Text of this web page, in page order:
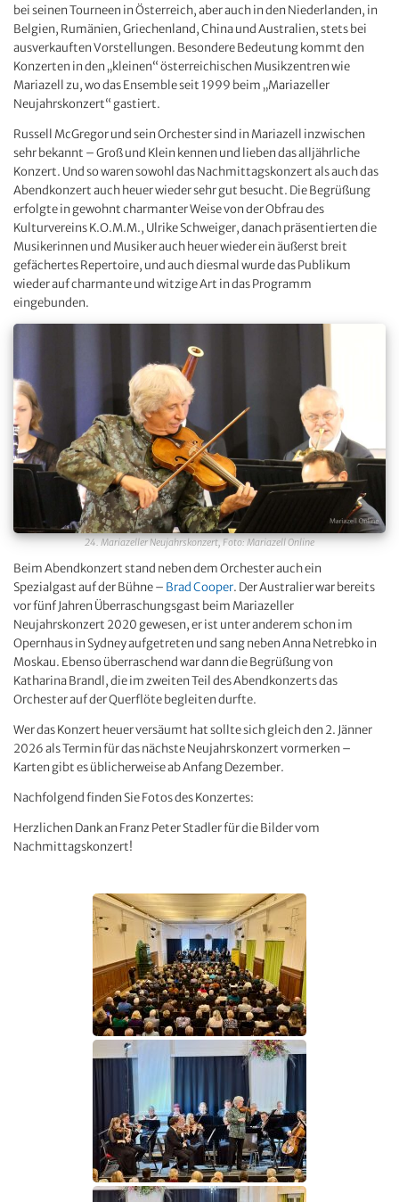
bei seinen Tourneen in Österreich, aber auch in den Niederlanden, in
Belgien, Rumänien, Griechenland, China und Australien, stets bei
ausverkauften Vorstellungen. Besondere Bedeutung kommt den
Konzerten in den „kleinen“ österreichischen Musikzentren wie
Mariazell zu, wo das Ensemble seit 1999 beim „Mariazeller
Neujahrskonzert“ gastiert.
Russell McGregor und sein Orchester sind in Mariazell inzwischen
sehr bekannt – Groß und Klein kennen und lieben das alljährliche
Konzert. Und so waren sowohl das Nachmittagskonzert als auch das
Abendkonzert auch heuer wieder sehr gut besucht. Die Begrüßung
erfolgte in gewohnt charmanter Weise von der Obfrau des
Kulturvereins K.O.M.M., Ulrike Schweiger, danach präsentierten die
Musikerinnen und Musiker auch heuer wieder ein äußerst breit
gefächertes Repertoire, und auch diesmal wurde das Publikum
wieder auf charmante und witzige Art in das Programm
eingebunden.
24. Mariazeller Neujahrskonzert, Foto: Mariazell Online
Beim Abendkonzert stand neben dem Orchester auch ein
Spezialgast auf der Bühne – Brad Cooper. Der Australier war bereits
vor fünf Jahren Überraschungsgast beim Mariazeller
Neujahrskonzert 2020 gewesen, er ist unter anderem schon im
Opernhaus in Sydney aufgetreten und sang neben Anna Netrebko in
Moskau. Ebenso überraschend war dann die Begrüßung von
Katharina Brandl, die im zweiten Teil des Abendkonzerts das
Orchester auf der Querflöte begleiten durfte.
Wer das Konzert heuer versäumt hat sollte sich gleich den 2. Jänner
2026 als Termin für das nächste Neujahrskonzert vormerken –
Karten gibt es üblicherweise ab Anfang Dezember.
Nachfolgend finden Sie Fotos des Konzertes:
Herzlichen Dank an Franz Peter Stadler für die Bilder vom
Nachmittagskonzert!